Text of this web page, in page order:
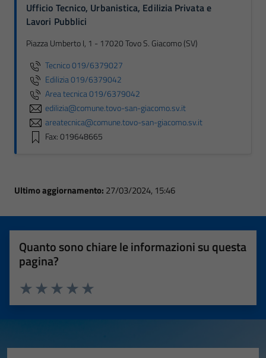
Ufficio Tecnico, Urbanistica, Edilizia Privata e
Lavori Pubblici
Piazza Umberto I, 1 - 17020 Tovo S. Giacomo (SV)
Tecnico 019/6379027
Edilizia 019/6379042
Area tecnica 019/6379042
edilizia@comune.tovo-san-giacomo.sv.it
areatecnica@comune.tovo-san-giacomo.sv.it
Fax: 019648665
Ultimo aggiornamento: 27/03/2024, 15:46
Quanto sono chiare le informazioni su questa
pagina?
Valuta 5 stelle su 5
Valuta 4 stelle su 5
Valuta 3 stelle su 5
Valuta 2 stelle su 5
Valuta 1 stelle su 5